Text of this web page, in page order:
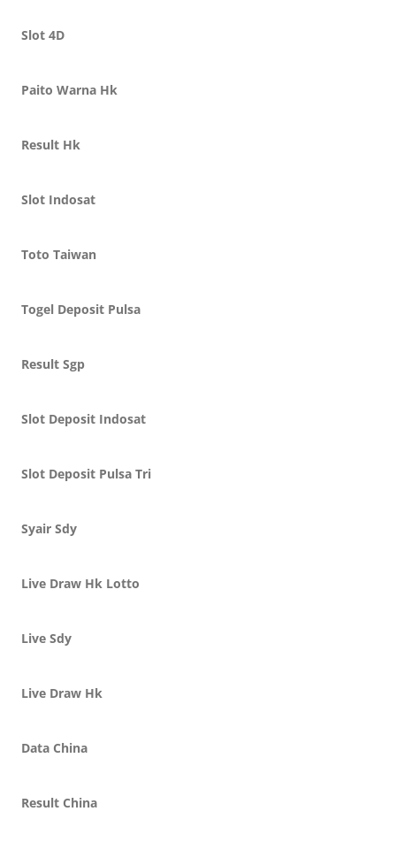
Slot 4D
Paito Warna Hk
Result Hk
Slot Indosat
Toto Taiwan
Togel Deposit Pulsa
Result Sgp
Slot Deposit Indosat
Slot Deposit Pulsa Tri
Syair Sdy
Live Draw Hk Lotto
Live Sdy
Live Draw Hk
Data China
Result China